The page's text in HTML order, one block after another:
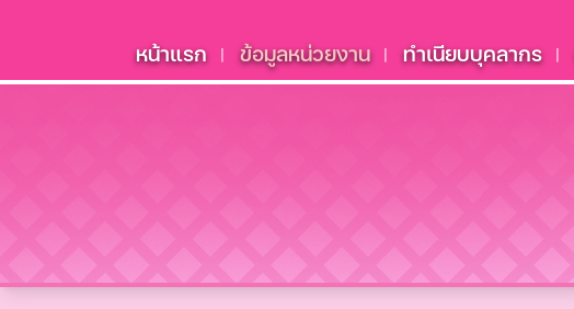
หน้าแรก | ข้อมูลหน่วยงาน | ทำเนียบบุคลากร |